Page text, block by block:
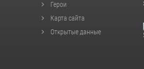
Герои
Карта сайта
Открытые данные